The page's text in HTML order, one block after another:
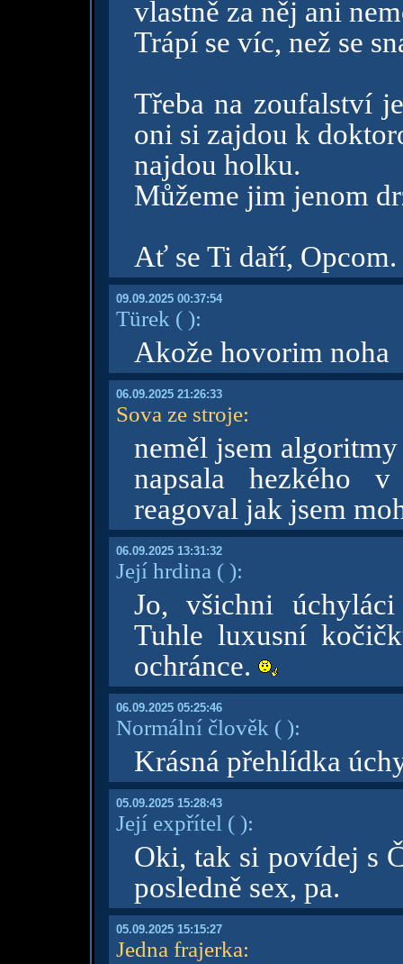
vlastně za něj ani
Trápí se víc, než se
Třeba na zoufalství
oni si zajdou k
najdou holku.
Můžeme jim jenom
Ať se Ti daří, Opcom.
09.09.2025 00:37:54
Türek ( ):
Akože hovorim noha
06.09.2025 21:26:33
Sova ze stroje:
neměl jsem
napsala hezkého
reagoval jak jsem
06.09.2025 13:31:32
Její hrdina ( ):
Jo, všichni
Tuhle luxusní
ochránce.
06.09.2025 05:25:46
Normální člověk ( ):
Krásná přehlídka
05.09.2025 15:28:43
Její expřítel ( ):
Oki, tak si povídej s
posledně sex, pa.
05.09.2025 15:15:27
Jedna frajerka: